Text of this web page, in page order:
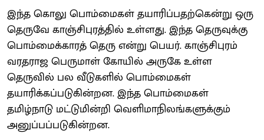
இந்த கொலு பொம்மைகள் தயாரிப்பதற்கென்று ஒரு
தெருவே காஞ்சிபுரத்தில் உள்ளது. இந்த தெருவுக்கு
பொம்மைக்காரத் தெரு என்று பெயர். காஞ்சிபுரம்
வரதராஜ பெருமாள் கோயில் அருகே உள்ள
தெருவில் பல வீடுகளில் பொம்மைகள்
தயாரிக்கப்படுகின்றன. இந்த பொம்மைகள்
தமிழ்நாடு மட்டுமின்றி வெளிமாநிலங்களுக்கும்
அனுப்பப்படுகின்றன.